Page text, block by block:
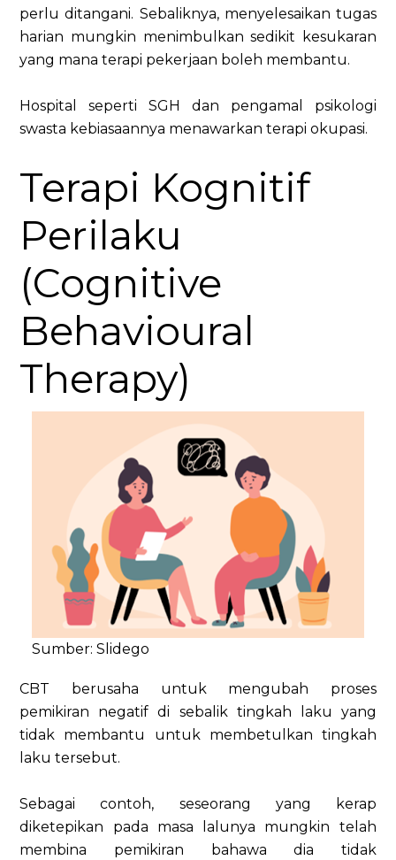
perlu ditangani. Sebaliknya, menyelesaikan tugas
harian mungkin menimbulkan sedikit kesukaran
yang mana terapi pekerjaan boleh membantu.
Hospital seperti SGH dan pengamal psikologi
swasta kebiasaannya menawarkan terapi okupasi.
Terapi Kognitif
Perilaku
(Cognitive
Behavioural
Therapy)
Sumber: Slidego
CBT berusaha untuk mengubah proses
pemikiran negatif di sebalik tingkah laku yang
tidak membantu untuk membetulkan tingkah
laku tersebut.
Sebagai contoh, seseorang yang kerap
diketepikan pada masa lalunya mungkin telah
membina pemikiran bahawa dia tidak